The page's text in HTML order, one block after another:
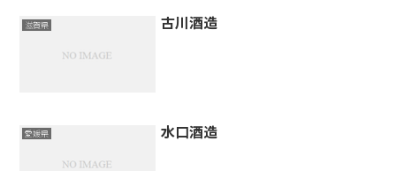
滋賀県 古川酒造
愛媛県 水口酒造